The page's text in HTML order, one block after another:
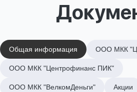
Общая информация ООО МКК
ООО МКК "Центрофинанс ПИК"
ООО МКК "ВелкомДеньги" Акции
ознакомлен
предоставления
займов,
политикой
сайта,
согласие